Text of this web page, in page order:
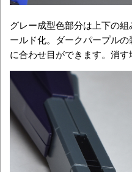
グレー成型色部分は上下の
ールド化。ダークパープル
に合わせ目ができます。消す